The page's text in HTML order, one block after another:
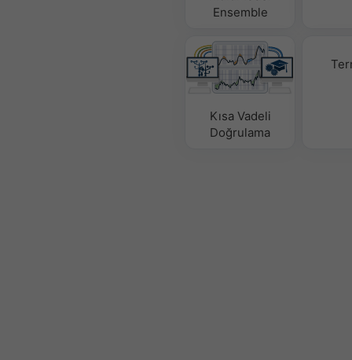
Ensemble
Kısa Vadeli
Doğrulama